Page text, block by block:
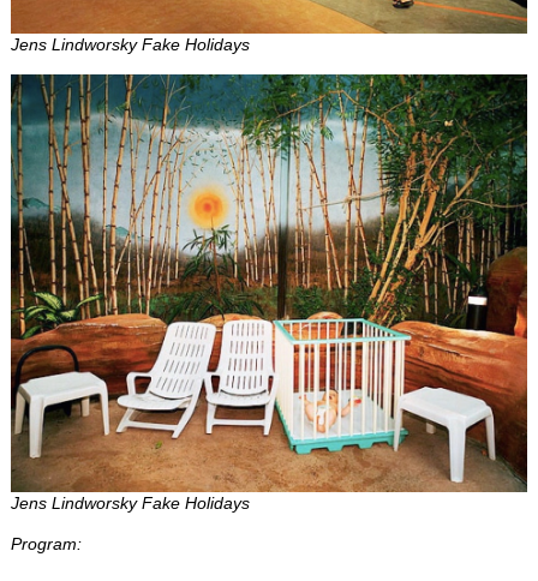
Jens Lindworsky Fake Holidays
Jens Lindworsky Fake Holidays
Program: